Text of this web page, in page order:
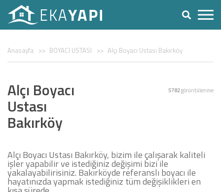
Anasayfa BOYACI USTASI Alçı Boyacı Ustası Bakırköy
Alçı Boyacı
Ustası
Bakırköy
5782görüntülenme
Alçı Boyacı Ustası Bakırköy, bizim ile çalışarak kaliteli
işler yapabilir ve istediğiniz değişimi bizi ile
yakalayabilirisiniz. Bakırköyde referanslı boyacı ile
hayatınızda yapmak istediğiniz tüm değişiklikleri en